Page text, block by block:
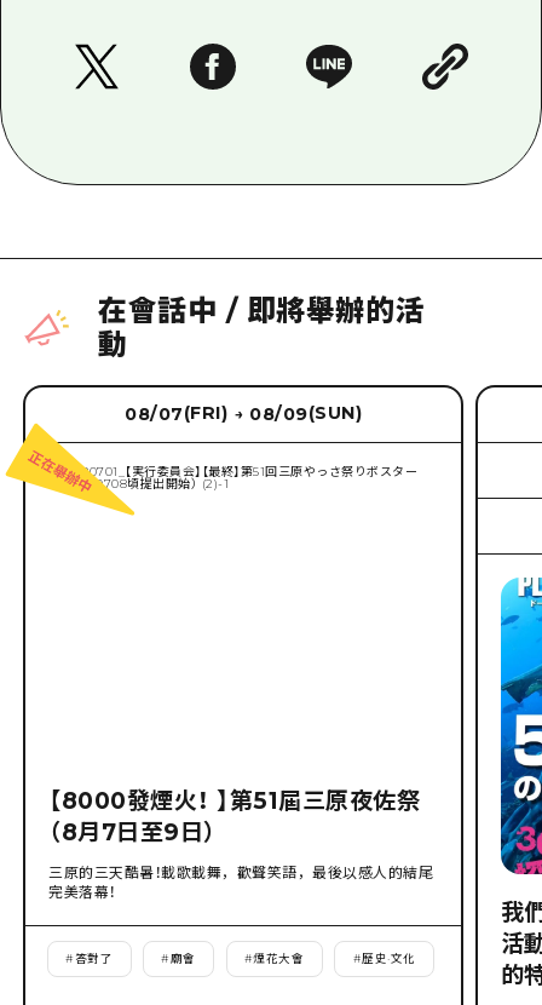
在會話中 / 即將舉辦的活
動
08/07(FRI) → 08/09(SUN)
【8000發煙火！ 】第51屆三原夜佐祭
（8月7日至9日）
三原的三天酷暑！載歌載舞，歡聲笑語，最後以感人的結尾
完美落幕！
# 答對了 #廟會 #煙花大會 #歷史·文化
我
活
的